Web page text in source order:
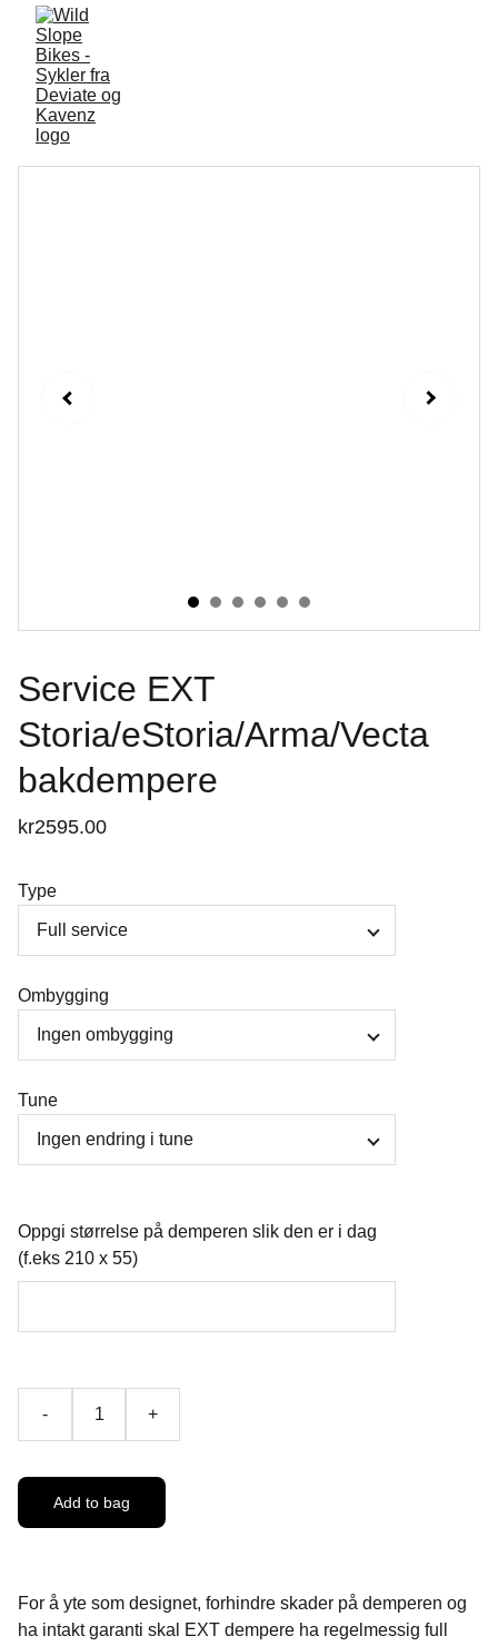
Service EXT
Storia/eStoria/Arma/Vecta
bakdempere
kr2595.00
Type
Ombygging
Tune
Oppgi størrelse på demperen slik den er i dag
(f.eks 210 x 55)
- +
Add to bag
For å yte som designet, forhindre skader på demperen og
ha intakt garanti skal EXT dempere ha regelmessig full